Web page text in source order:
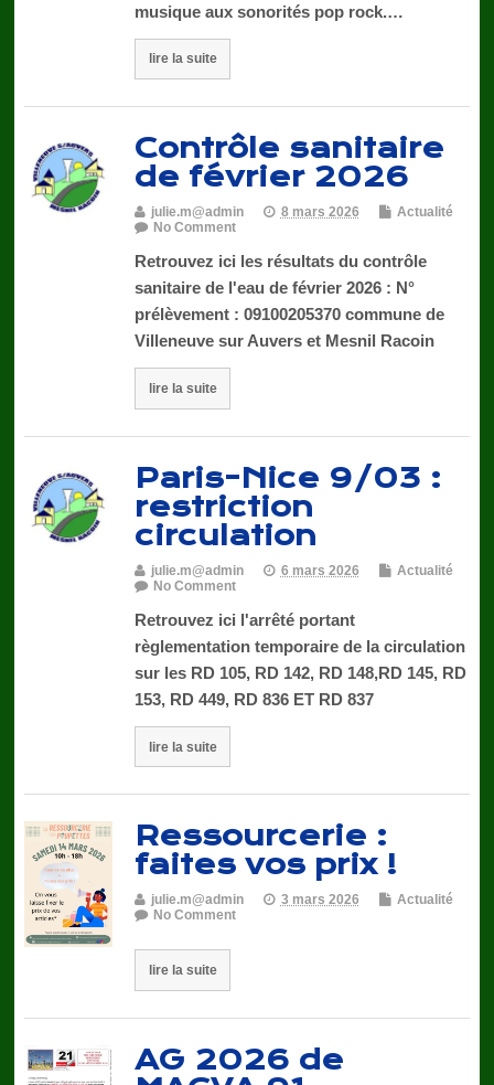
musique aux sonorités pop rock.…
lire la suite
Contrôle sanitaire
de février 2026
julie.m@admin 8 mars 2026
Actualité
No Comment
Retrouvez ici les résultats du contrôle
sanitaire de l'eau de février 2026 : N°
prélèvement : 09100205370 commune de
Villeneuve sur Auvers et Mesnil Racoin
lire la suite
Paris-Nice 9/03 :
restriction
circulation
julie.m@admin 6 mars 2026
Actualité
No Comment
Retrouvez ici l'arrêté portant
règlementation temporaire de la circulation
sur les RD 105, RD 142, RD 148,RD 145, RD
153, RD 449, RD 836 ET RD 837
lire la suite
Ressourcerie :
faites vos prix !
julie.m@admin 3 mars 2026
Actualité
No Comment
lire la suite
AG 2026 de